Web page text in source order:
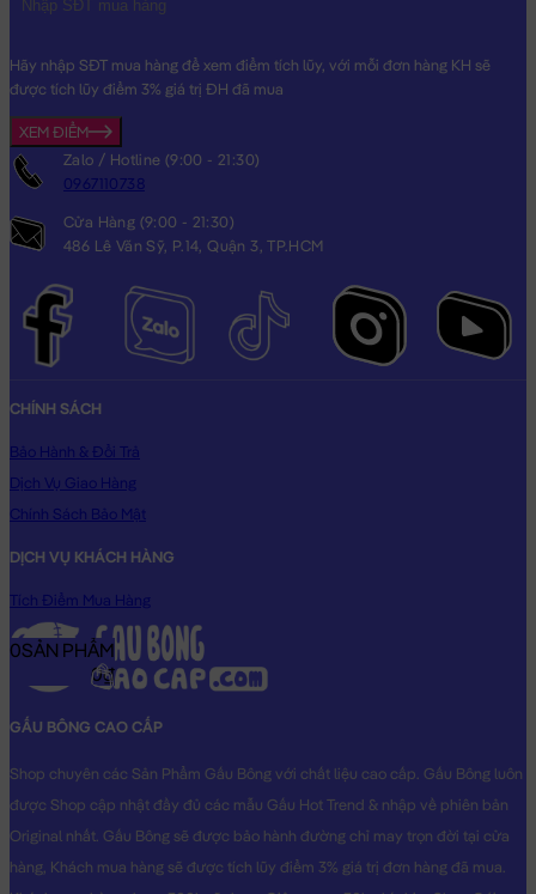
Hãy nhập SĐT mua hàng để xem điểm tích lũy, với mỗi đơn hàng KH sẽ
được tích lũy điểm 3% giá trị ĐH đã mua
XEM ĐIỂM
Zalo / Hotline (9:00 - 21:30)
0967110738
Cửa Hàng (9:00 - 21:30)
486 Lê Văn Sỹ, P.14, Quận 3, TP.HCM
CHÍNH SÁCH
Bảo Hành & Đổi Trả
Dịch Vụ Giao Hàng
Chính Sách Bảo Mật
DỊCH VỤ KHÁCH HÀNG
Tích Điểm Mua Hàng
GẤU BÔNG CAO CẤP
Shop chuyên các Sản Phẩm Gấu Bông với chất liệu cao cấp. Gấu Bông luôn
được Shop cập nhật đầy đủ các mẫu Gấu Hot Trend & nhập về phiên bản
Original nhất. Gấu Bông sẽ được bảo hành đường chỉ may trọn đời tại cửa
hàng, Khách mua hàng sẽ được tích lũy điểm 3% giá trị đơn hàng đã mua.
0SẢN PHẨM
0₫